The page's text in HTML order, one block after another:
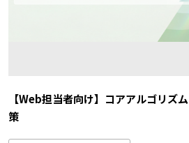
【Web担当者向け】コアアルゴリズ
策